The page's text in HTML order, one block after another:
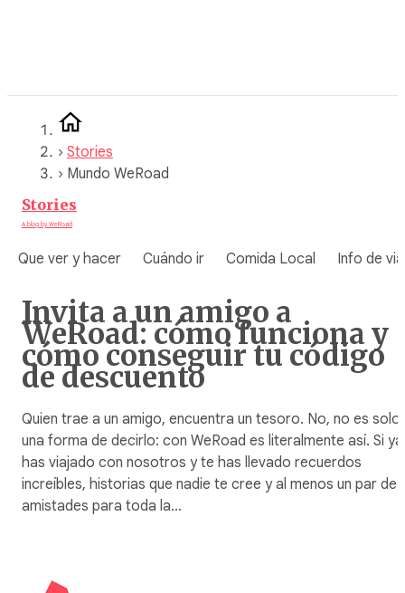
› Stories
› Mundo WeRoad
Stories
A blog by WeRoad
Que ver y hacer Cuándo ir Comida Local Info de
Invita a un amigo a
WeRoad: cómo funciona y
cómo conseguir tu código
de descuento
Quien trae a un amigo, encuentra un tesoro. No, no es solo
una forma de decirlo: con WeRoad es literalmente así. Si ya
has viajado con nosotros y te has llevado recuerdos
increíbles, historias que nadie te cree y al menos un par de
amistades para toda la…